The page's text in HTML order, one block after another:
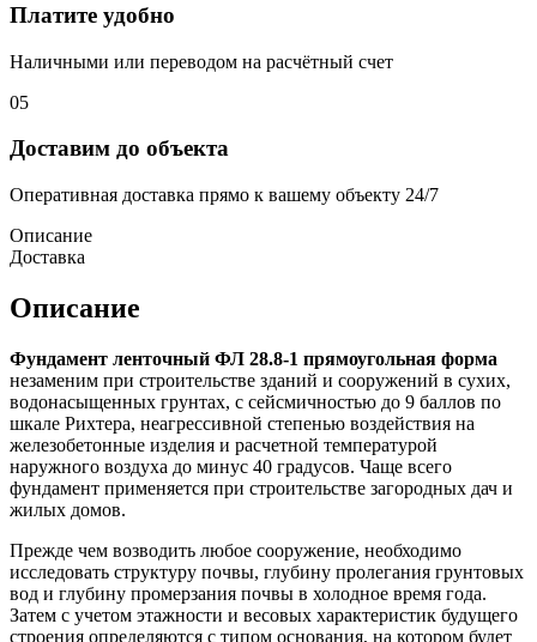
Платите удобно
Наличными или переводом на расчётный счет
05
Доставим до объекта
Оперативная доставка прямо к вашему объекту 24/7
Описание
Доставка
Описание
Фундамент ленточный ФЛ 28.8-1 прямоугольная форма
незаменим при строительстве зданий и сооружений в сухих,
водонасыщенных грунтах, с сейсмичностью до 9 баллов по
шкале Рихтера, неагрессивной степенью воздействия на
железобетонные изделия и расчетной температурой
наружного воздуха до минус 40 градусов. Чаще всего
фундамент применяется при строительстве загородных дач и
жилых домов.
Прежде чем возводить любое сооружение, необходимо
исследовать структуру почвы, глубину пролегания грунтовых
вод и глубину промерзания почвы в холодное время года.
Затем с учетом этажности и весовых характеристик будущего
строения определяются с типом основания, на котором будет